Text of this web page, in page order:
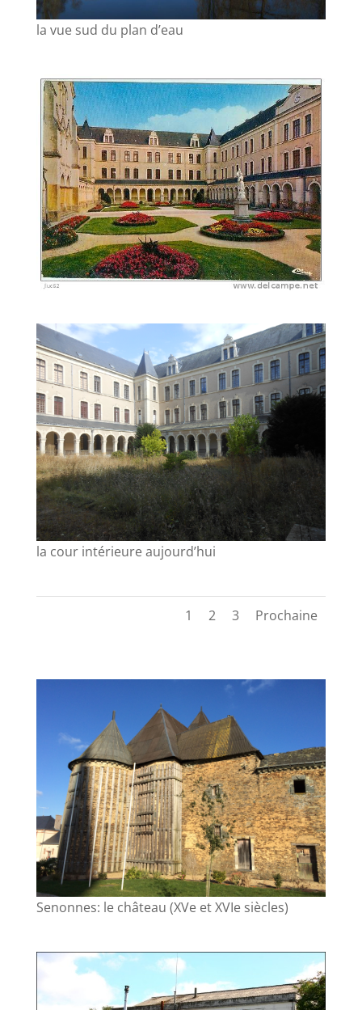
la vue sud du plan d’eau
la cour intérieure aujourd’hui
1 2 3 Prochaine
Senonnes: le château (XVe et XVIe siècles)